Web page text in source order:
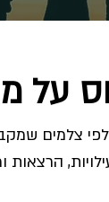
על
הרצאות